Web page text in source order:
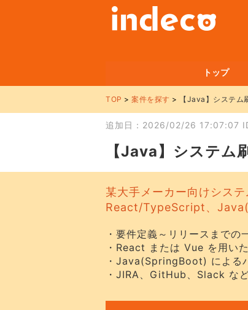
トップ
TOP 案件を探す 【Java】システ
追加日：2026/02/26 17:07:07
【Java】システ
某大手メーカー向けシス
React/TypeScript、
・要件定義～リリースまでの
・React または Vue を用い
・Java(SpringBoot) による
・JIRA、GitHub、Slack な